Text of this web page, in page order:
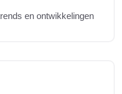
en ontwikkelingen